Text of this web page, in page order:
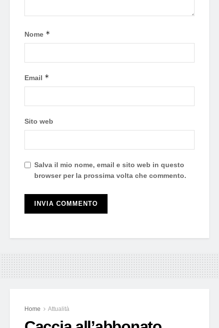
Nome *
Email *
Sito web
Salva il mio nome, email e sito web in questo
browser per la prossima volta che commento.
Home Attualità